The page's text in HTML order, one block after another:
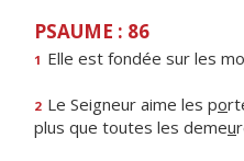
PSAUME : 86
1 Elle est fondée sur les
2 Le Seigneur aime les po
plus que toutes les demeu